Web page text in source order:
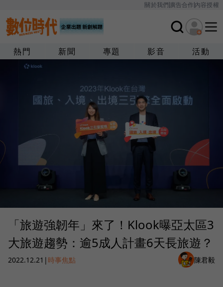
關於我們廣告合作內容授權
熱門 新聞 專題 影音 活動
「旅遊強韌年」來了！Klook曝亞太區3
大旅遊趨勢：逾5成人計畫6天長旅遊？
2022.12.21 | 時事焦點 陳君毅